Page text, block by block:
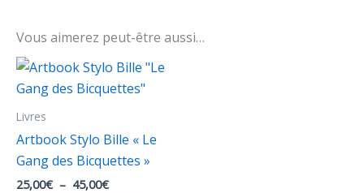
Vous aimerez peut-être aussi…
Livres
Artbook Stylo Bille « Le
Gang des Bicquettes »
25,00€ – 45,00€Plage